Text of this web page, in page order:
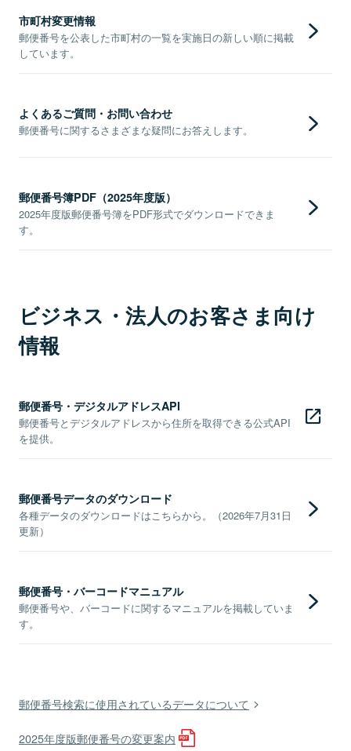
市町村変更情報
郵便番号を公表した市町村の一覧を実施日の新しい順に掲載
しています。
よくあるご質問・お問い合わせ
郵便番号に関するさまざまな疑問にお答えします。
郵便番号簿PDF（2025年度版）
2025年度版郵便番号簿をPDF形式でダウンロードできま
す。
ビジネス・法人のお客さま向け
情報
郵便番号・デジタルアドレスAPI
郵便番号とデジタルアドレスから住所を取得できる公式API
を提供。
郵便番号データのダウンロード
各種データのダウンロードはこちらから。（2026年7月31日
更新）
郵便番号・バーコードマニュアル
郵便番号や、バーコードに関するマニュアルを掲載していま
す。
郵便番号検索に使用されているデータについて
2025年度版郵便番号の変更案内